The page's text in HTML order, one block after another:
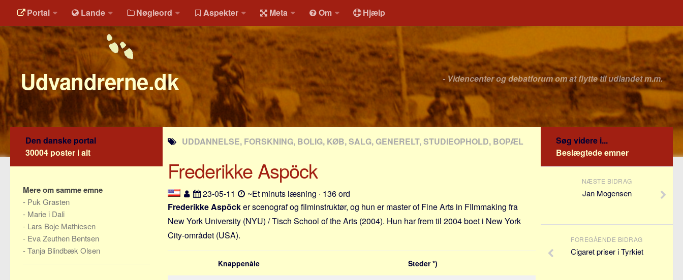
Portal Lande Nøgleord Aspekter Meta Om Hjælp
Udvandrerne.dk - Videncenter og debatforum om at flytte til udlandet m.m.
UDDANNELSE, FORSKNING, BOLIG, KØB, SALG, GENERELT, STUDIEOPHOLD, BOPÆL
Frederikke Aspöck
23-05-11
~Et minuts læsning · 136 ord
Frederikke Aspöcker scenograf og filminstruktør, og hun er master of Fine Arts in FIlmmaking fra
New York University (NYU) / Tisch School of the Arts (2004). Hun har frem til 2004 boet i New York
City-området (USA).
Knappenåle Steder *)
Den danske portal
30004 poster i alt
Mere om samme emne
- Puk Grasten
- Marie i Dali
- Lars Boje Mathiesen
- Eva Zeuthen Bentsen
-Tanja Blindbæk Olsen
Søg videre i...
Beslægtede emner
NÆSTE BIDRAG
Jan Mogensen
FOREGÅENDE BIDRAG
Cigaret priser i Tyrkiet